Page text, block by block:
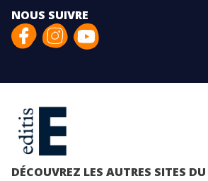
NOUS SUIVRE
DÉCOUVREZ LES AUTRES SITES